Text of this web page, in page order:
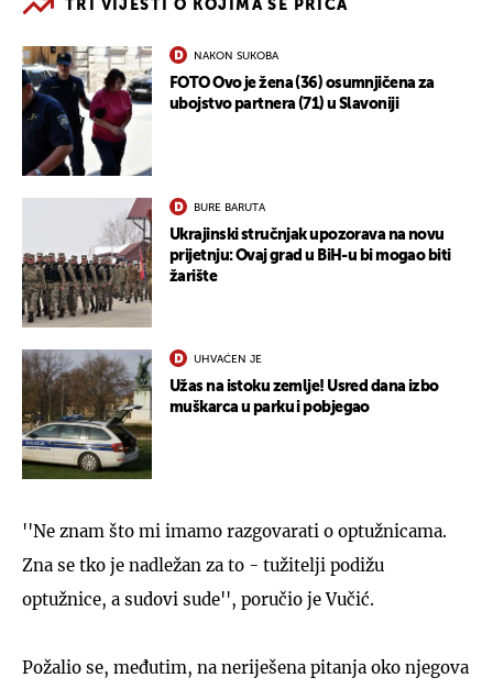
TRI VIJESTI O KOJIMA SE PRIČA
NAKON SUKOBA
FOTO Ovo je žena (36) osumnjičena za
ubojstvo partnera (71) u Slavoniji
BURE BARUTA
Ukrajinski stručnjak upozorava na novu
prijetnju: Ovaj grad u BiH-u bi mogao biti
žarište
UHVAĆEN JE
Užas na istoku zemlje! Usred dana izbo
muškarca u parku i pobjegao
''Ne znam što mi imamo razgovarati o optužnicama.
Zna se tko je nadležan za to - tužitelji podižu
optužnice, a sudovi sude'', poručio je Vučić.
Požalio se, međutim, na neriješena pitanja oko njegova